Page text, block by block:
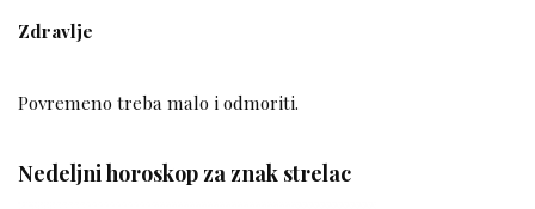
Zdravlje
Povremeno treba malo i odmoriti.
Nedeljni horoskop za znak strelac